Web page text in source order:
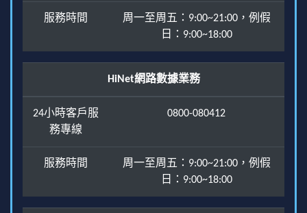
服務時間
周一至周五：9:00~21:00，例假
日：9:00~18:00
HiNet網路數據業務
24小時客戶服
務專線
0800-080412
服務時間
周一至周五：9:00~21:00，例假
日：9:00~18:00